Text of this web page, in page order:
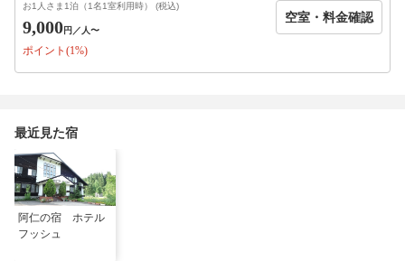
お1人さま1泊（1名1室利用時） (税込)
9,000円 ／人〜
ポイント(1%)
空室・料金確認
最近見た宿
阿仁の宿 ホテル
フッシュ